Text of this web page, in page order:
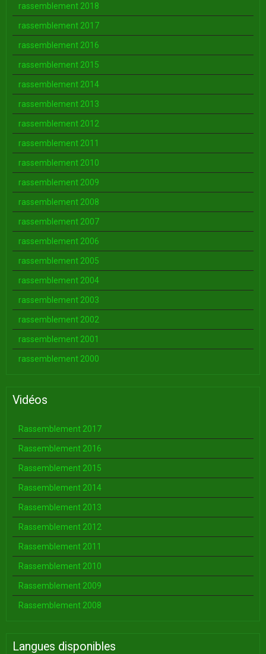
rassemblement 2018
rassemblement 2017
rassemblement 2016
rassemblement 2015
rassemblement 2014
rassemblement 2013
rassemblement 2012
rassemblement 2011
rassemblement 2010
rassemblement 2009
rassemblement 2008
rassemblement 2007
rassemblement 2006
rassemblement 2005
rassemblement 2004
rassemblement 2003
rassemblement 2002
rassemblement 2001
rassemblement 2000
Vidéos
Rassemblement 2017
Rassemblement 2016
Rassemblement 2015
Rassemblement 2014
Rassemblement 2013
Rassemblement 2012
Rassemblement 2011
Rassemblement 2010
Rassemblement 2009
Rassemblement 2008
Langues disponibles